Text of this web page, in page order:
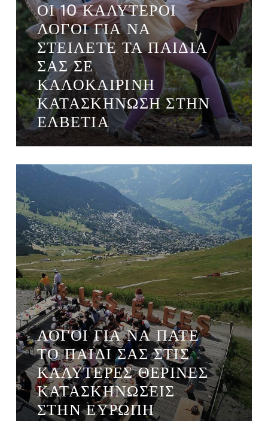
ΟΙ 10 ΚΑΛΎΤΕΡΟΙ
ΛΌΓΟΙ ΓΙΑ ΝΑ
ΣΤΕΊΛΕΤΕ ΤΑ ΠΑΙΔΙΆ
ΣΑΣ ΣΕ
ΚΑΛΟΚΑΙΡΙΝΉ
ΚΑΤΑΣΚΉΝΩΣΗ ΣΤΗΝ
ΕΛΒΕΤΊΑ
ΛΌΓΟΙ ΓΙΑ ΝΑ ΠΆΤΕ
ΤΟ ΠΑΙΔΊ ΣΑΣ ΣΤΙΣ
ΚΑΛΎΤΕΡΕΣ ΘΕΡΙΝΈΣ
ΚΑΤΑΣΚΗΝΏΣΕΙΣ
ΣΤΗΝ ΕΥΡΏΠΗ